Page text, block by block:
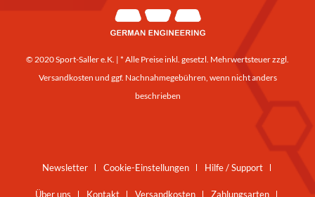
© 2020 Sport-Saller e.K. | * Alle Preise inkl. gesetzl. Mehrwertsteuer zzgl.
Versandkosten und ggf. Nachnahmegebühren, wenn nicht anders
beschrieben
Newsletter Cookie-Einstellungen Hilfe / Support
Über uns Kontakt Versandkosten Zahlungsarten